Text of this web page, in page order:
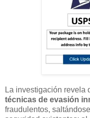
La investigación revela
técnicas de evasión
fraudulentos,